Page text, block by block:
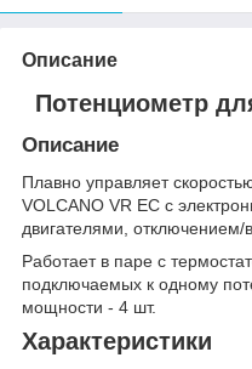
Описание
Потенциометр
Описание
Плавно управляет
VOLCANO VR EC с
двигателями, отключением/
Работает в паре с
подключаемых к одному
мощности - 4 шт.
Характеристики